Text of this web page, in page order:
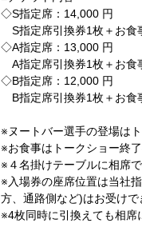
◇S指定席：14,000 円
S指定席引換券1枚＋お食
◇A指定席：13,000 円
A指定席引換券1枚＋お食
◇B指定席：12,000 円
B指定席引換券1枚＋お食
※ヌートバー選手の登場は
※お食事はトークショー終
※４名掛けテーブルに相席
※入場券の座席位置は当社
方、通路側など)はお受けで
※4枚同時に引換えても相席